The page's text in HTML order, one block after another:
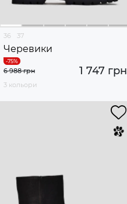
36 37
Черевики
1 747 грн
6 988 грн
3 кольори